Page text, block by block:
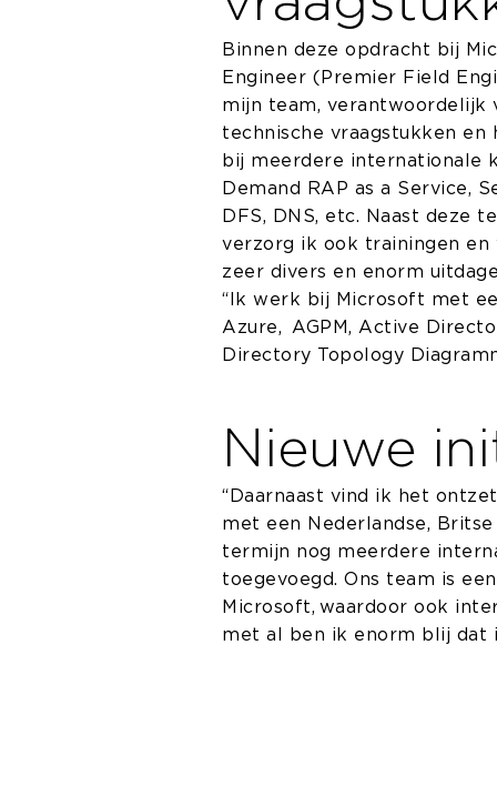
Binnen deze opdracht bij
Engineer (Premier Field
mijn team, verantwoordelijk
technische vraagstukken en
bij meerdere internationale
Demand RAP as a Service,
DFS, DNS, etc. Naast deze
verzorg ik ook trainingen
zeer divers en enorm
“Ik werk bij Microsoft met
Azure, AGPM, Active
Directory Topology
Nieuwe
“Daarnaast vind ik het
met een Nederlandse,
termijn nog meerdere
toegevoegd. Ons team is
Microsoft, waardoor ook
met al ben ik enorm blij dat